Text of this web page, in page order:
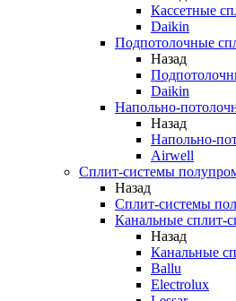
Кассетные
Daikin
Подпотолочные
Назад
Daikin
Напольно-
Назад
Напольно-
Airwell
Сплит-системы
Назад
Сплит-системы
Канальные сплит-
Назад
Канальные
Ballu
Electrolux